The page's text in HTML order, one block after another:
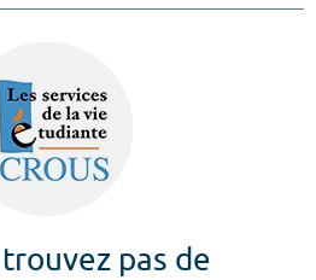
pas de